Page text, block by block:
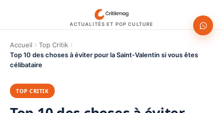
ACTUALITÉS ET POP CULTURE
Accueil
Top Critik
Top 10 des choses à éviter pour la Saint-Valentin si vous êtes
célibataire
TOP CRITIK